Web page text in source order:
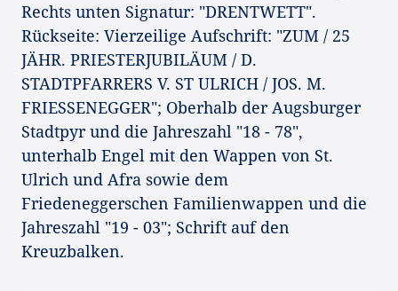
Rechts unten Signatur: "DRENTWETT".
Rückseite: Vierzeilige Aufschrift: "ZUM / 25
JÄHR. PRIESTERJUBILÄUM / D.
STADTPFARRERS V. ST ULRICH / JOS. M.
FRIESSENEGGER"; Oberhalb der Augsburger
Stadtpyr und die Jahreszahl "18 - 78",
unterhalb Engel mit den Wappen von St.
Ulrich und Afra sowie dem
Friedeneggerschen Familienwappen und die
Jahreszahl "19 - 03"; Schrift auf den
Kreuzbalken.